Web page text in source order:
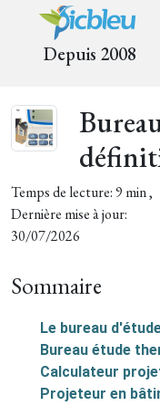
Depuis 2008
Temps de lecture: 9 min ,
Dernière mise à jour:
30/07/2026
Sommaire
Le bureau
Bureau étude
Calculateur
Projeteur en